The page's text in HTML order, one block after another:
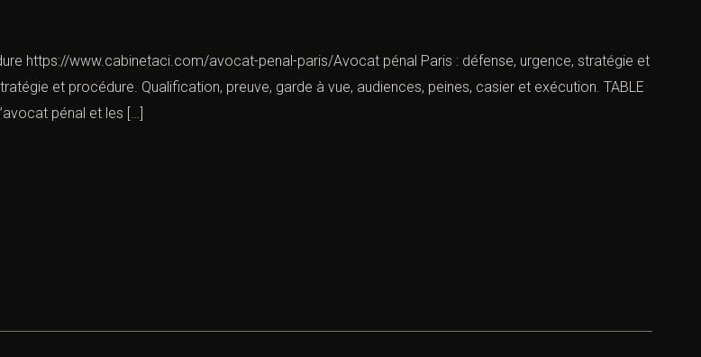
https://www.cabinetaci.com/avocat-penal-paris/Avocat pénal Paris : défense, urgence, stratégie et
et procédure. Qualification, preuve, garde à vue, audiences, peines, casier et exécution. TABLE
pénal et les […]